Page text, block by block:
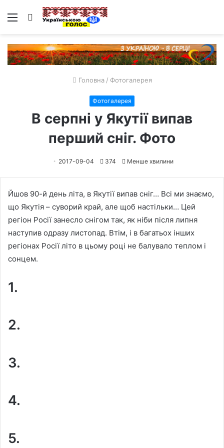
Меню Пошук
Головна / Фотогалерея
Фотогалерея
В серпні у Якутії випав
перший сніг. Фото
2017-09-04 374 Менше хвилини
Йшов 90-й день літа, в Якутії випав сніг… Всі ми знаємо,
що Якутія – суворий край, але щоб настільки… Цей
регіон Росії занесло снігом так, як ніби після липня
наступив одразу листопад. Втім, і в багатьох інших
регіонах Росії літо в цьому році не балувало теплом і
сонцем.
1.
2.
3.
4.
5.